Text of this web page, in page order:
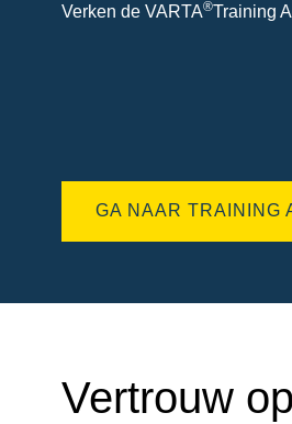
Verken de VARTA®Training
GA NAAR TRAINING
Vertrouw